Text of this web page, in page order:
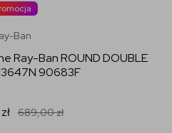
Ban
Ray-Ban ROUND DOUBLE
90683F
zł 689,00zł